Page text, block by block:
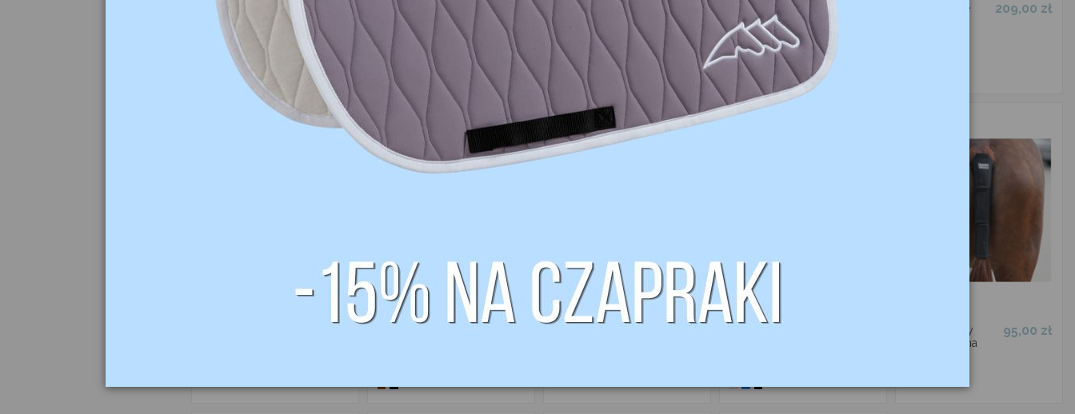
Ochraniacze
transportowe
Rex EQUILINE
539,00 zł
Ochraniacze
PCV z futerkiem
HORKA
319,00 zł
Neoprenowy
ochraniacz na
ogon
KAVALKADE
95,00 zł
Ochraniacze
ujeżdżeniowe
Show
KAVALKADE
189,00 zł
Ochraniacze
209,00 zł
Neoprenowy
ochraniacz na
95,00 zł